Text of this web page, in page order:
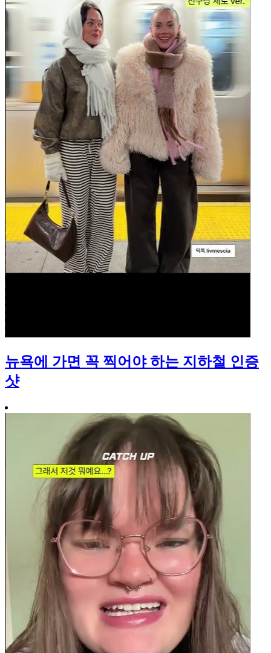
뉴욕에 가면 꼭 찍어야 하는 지하철 인증
샷